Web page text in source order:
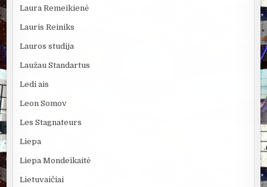
Laura Remeikienė
Lauris Reiniks
Lauros studija
Laužau Standartus
Ledi ais
Leon Somov
Les Stagnateurs
Liepa
Liepa Mondeikaitė
Lietuvaičiai